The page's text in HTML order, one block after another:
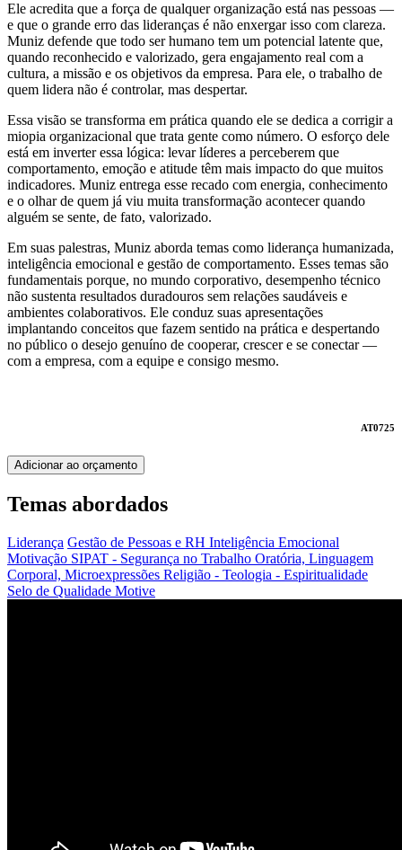
Ele acredita que a força de qualquer organização está nas pessoas —
e que o grande erro das lideranças é não enxergar isso com clareza.
Muniz defende que todo ser humano tem um potencial latente que,
quando reconhecido e valorizado, gera engajamento real com a
cultura, a missão e os objetivos da empresa. Para ele, o trabalho de
quem lidera não é controlar, mas despertar.
Essa visão se transforma em prática quando ele se dedica a corrigir a
miopia organizacional que trata gente como número. O esforço dele
está em inverter essa lógica: levar líderes a perceberem que
comportamento, emoção e atitude têm mais impacto do que muitos
indicadores. Muniz entrega esse recado com energia, conhecimento
e o olhar de quem já viu muita transformação acontecer quando
alguém se sente, de fato, valorizado.
Em suas palestras, Muniz aborda temas como liderança humanizada,
inteligência emocional e gestão de comportamento. Esses temas são
fundamentais porque, no mundo corporativo, desempenho técnico
não sustenta resultados duradouros sem relações saudáveis e
ambientes colaborativos. Ele conduz suas apresentações
implantando conceitos que fazem sentido na prática e despertando
no público o desejo genuíno de cooperar, crescer e se conectar —
com a empresa, com a equipe e consigo mesmo.
AT0725
Adicionar ao orçamento
Temas abordados
Liderança Gestão de Pessoas e RH Inteligência Emocional
Motivação SIPAT - Segurança no Trabalho Oratória, Linguagem
Corporal, Microexpressões Religião - Teologia - Espiritualidade
Selo de Qualidade Motive